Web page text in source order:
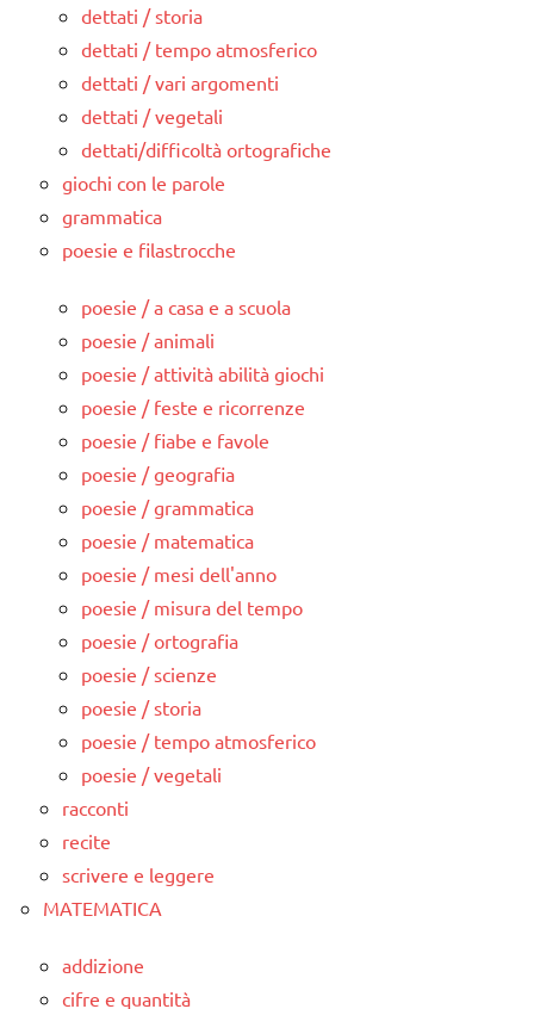
dettati / storia
dettati / tempo atmosferico
dettati / vari argomenti
dettati / vegetali
dettati/difficoltà ortografiche
giochi con le parole
grammatica
poesie e filastrocche
poesie / a casa e a scuola
poesie / animali
poesie / attività abilità giochi
poesie / feste e ricorrenze
poesie / fiabe e favole
poesie / geografia
poesie / grammatica
poesie / matematica
poesie / mesi dell'anno
poesie / misura del tempo
poesie / ortografia
poesie / scienze
poesie / storia
poesie / tempo atmosferico
poesie / vegetali
racconti
recite
scrivere e leggere
MATEMATICA
addizione
cifre e quantità